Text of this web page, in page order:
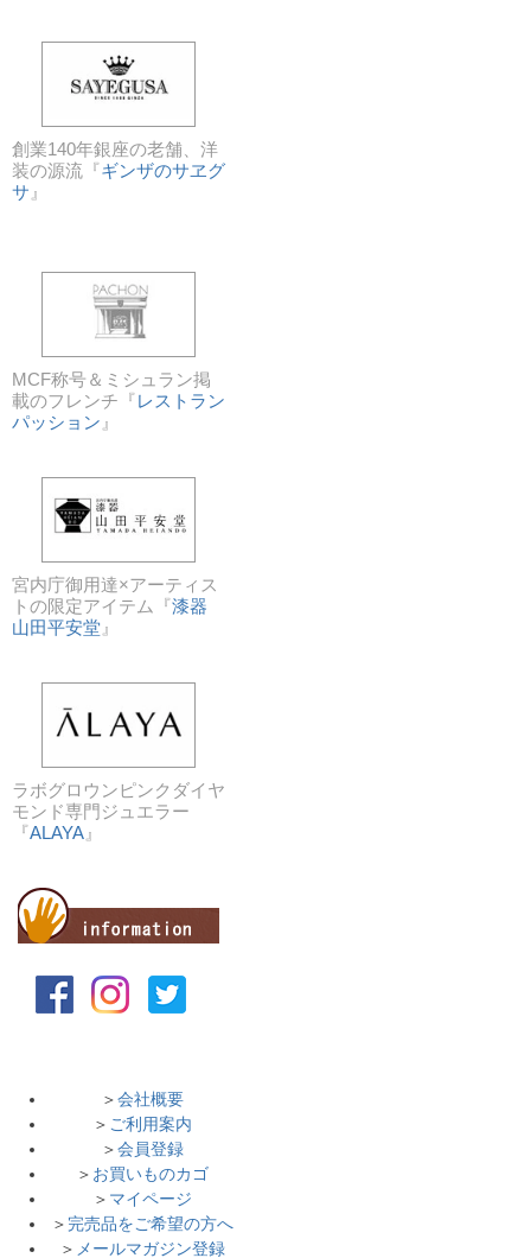
創業140年銀座の老舗、洋
装の源流『ギンザのサヱグ
サ 』
MCF称号＆ミシュラン掲
載のフレンチ『レストラン
パッション 』
宮内庁御用達×アーティス
トの限定アイテム『漆器
山田平安堂 』
ラボグロウンピンクダイヤ
モンド専門ジュエラー
『ALAYA 』
＞会社概要
＞ ご利用案内
＞会員登録
＞ お買いものカゴ
＞ マイページ
＞ 完売品をご希望の方へ
＞ メールマガジン登録